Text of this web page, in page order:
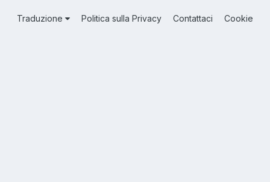
Traduzione Politica sulla Privacy Contattaci Cookie